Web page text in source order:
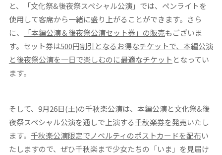
と、「文化祭&後夜祭スペシャル公演」では、ペンライトを
使用して客席から一緒に盛り上がることができます。さら
に、
「本編公演＆後夜祭公演セット券」の販売もございま
す。セット券は500円割引となるお得なチケットで、本編公演
と後夜祭公演を一日で楽しむのに最適なチケット となってい
ます。
そして、9月26日(土)の千秋楽公演は、本編公演と文化祭&後
夜祭スペシャル公演を通しで上演する千秋楽券を発売いたし
ます。 千秋楽公演限定でノベルティのポストカードを配布い
たしますので、ぜひ千秋楽まで少女たちの「いま」を見届け